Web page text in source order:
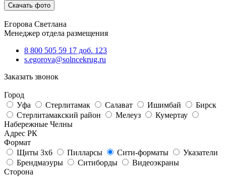
Скачать фото
Егорова Светлана
Менеджер отдела размещения
8 800 505 59 17 доб. 123
s.egorova@solncekrug.ru
Заказать звонок
Город
Уфа
Стерлитамак Салават Ишимбай
Бирск
Стерлитамакский район
Мелеуз
Кумертау
Набережные Челны
Адрес РК
Формат
Щиты 3х6
Пилларсы Сити-форматы
Указатели
Брендмаэуры
Ситиборды
Видеоэкраны
Сторона